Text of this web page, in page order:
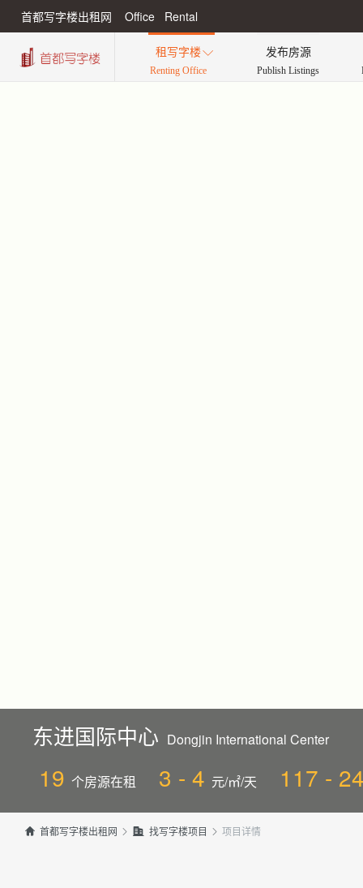
首都写字楼出租网 Office Rental
租写字楼
Renting Office
 发布房源
Publish Listings
东进国际中心 Dongjin International Center
19 个房源在租 3 - 4 元/㎡/天 117 -
 首都写字楼出租网   找写字楼项目  项目详情